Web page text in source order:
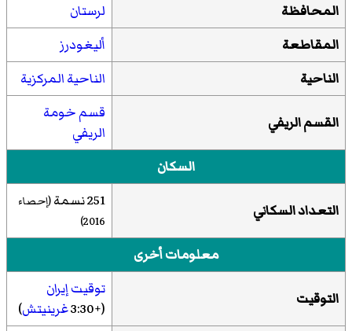
المحافظة
لرستان
المقاطعة
أليغودرز
الناحية
الناحية المركزية
القسم الريفي
قسم خومة
الریفي
السكان
التعداد السكاني 251 نسمة
(إحصاء
2016
)
معلومات أخرى
التوقيت
توقيت إيران
(+3:30
غرينيتش)